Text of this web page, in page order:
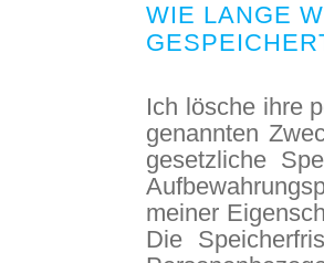
WIE LANGE
Ich lösche ihre
genannten
gesetzliche
meiner
Die